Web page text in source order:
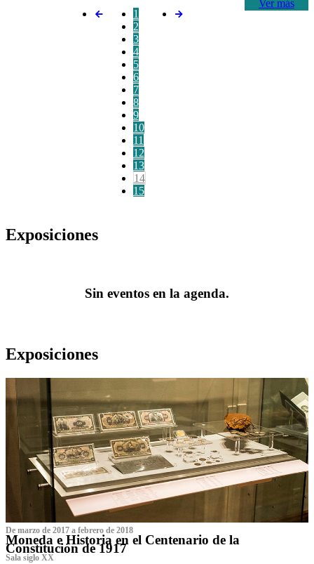
Ver más
1
2
3
4
5
6
7
8
9
10
11
12
13
14
15
Exposiciones
Sin eventos en la agenda.
Exposiciones
De marzo de 2017 a febrero de 2018
Moneda e Historia en el Centenario de la
Constitución de 1917
Sala siglo XX